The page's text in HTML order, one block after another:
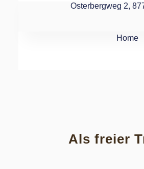
Osterbergweg 2,
Home
Als freier